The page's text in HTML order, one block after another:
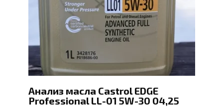
Анализ масла Castrol EDGE
Professional LL-01 5W-30 04,25